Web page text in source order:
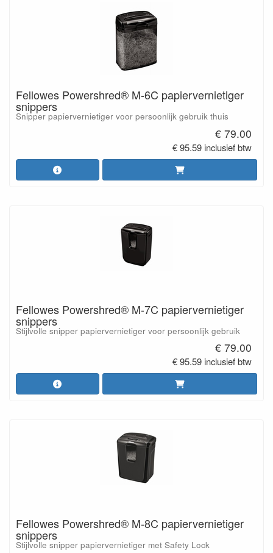
Fellowes Powershred® M-6C papiervernietiger
snippers
Snipper papiervernietiger voor persoonlijk gebruik thuis
€ 79.00
€ 95.59 inclusief btw
Fellowes Powershred® M-7C papiervernietiger
snippers
Stijlvolle snipper papiervernietiger voor persoonlijk gebruik
€ 79.00
€ 95.59 inclusief btw
Fellowes Powershred® M-8C papiervernietiger
snippers
Stijlvolle snipper papiervernietiger met Safety Lock